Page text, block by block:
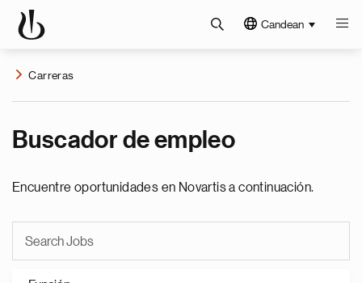
Candean
Carreras
Buscador de empleo
Encuentre oportunidades en Novartis a continuación.